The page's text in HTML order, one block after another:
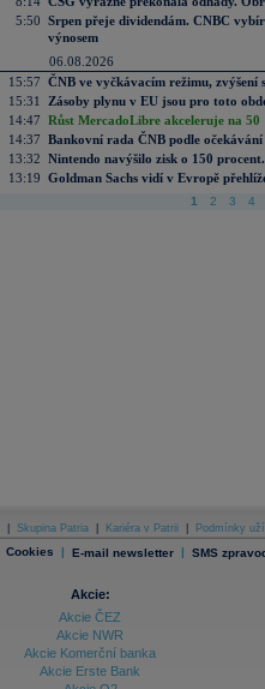
5:50 Srpen přeje dividendám. CNBC
výnosem
06.08.2026
15:57 ČNB ve vyčkávacím režimu, zvýšení
15:31
Zásoby plynu v EU jsou pro toto
14:47 Růst MercadoLibre akceleruje na
14:37 Bankovní rada ČNB podle
13:32 Nintendo navýšilo zisk o 150
13:19 Goldman Sachs vidí v Evropě
1 2 3 4
Skupina Patria Kariéra v Patrii Podmínky
Cookies | E-mail newsletter | SMS
Akcie:
Akcie ČEZ
Akcie NWR
Akcie Komerční banka
Akcie Erste Bank